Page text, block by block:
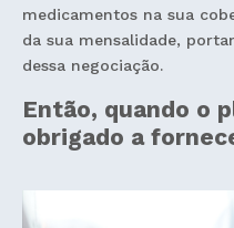
medicamentos na sua
da sua mensalidade,
dessa negociação.
Então, quando o
obrigado a